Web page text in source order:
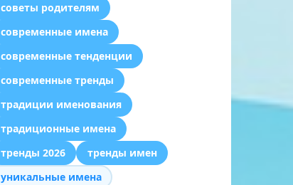
советы родителям
современные имена
современные тенденции
современные тренды
традиции именования
традиционные имена
тренды 2026
тренды имен
уникальные имена